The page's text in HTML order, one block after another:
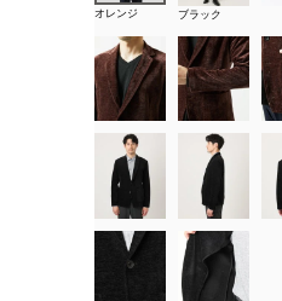
オレンジ ブラック